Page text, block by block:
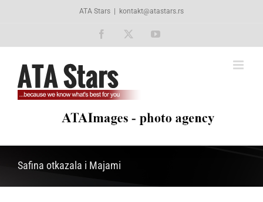
ATA Stars kontakt@atastars.rs
Facebook YouTube
Safina otkazala i Majami